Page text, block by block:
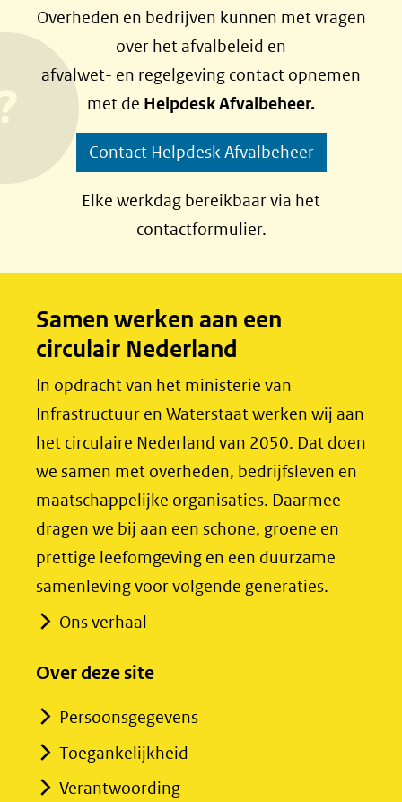
l
e
n
o
p
F
b
o
k
(opent
nieuw
naar
een
andere
website)
l
e
n
o
p
L
e
I
n
(opent
nieuw
naar
een
andere
website)
Overheden en bedrijven kunnen met vragen
over het afvalbeleid en
afvalwet- en regelgeving contact opnemen
met de Helpdesk Afvalbeheer.
Contact Helpdesk Afvalbeheer
Elke werkdag bereikbaar via het
contactformulier.
Samen werken aan een
circulair Nederland
In opdracht van het ministerie van
Infrastructuur en Waterstaat werken wij aan
het circulaire Nederland van 2050. Dat doen
we samen met overheden, bedrijfsleven en
maatschappelijke organisaties. Daarmee
dragen we bij aan een schone, groene en
prettige leefomgeving en een duurzame
samenleving voor volgende generaties.
Ons verhaal
Over deze site
Persoonsgegevens
Toegankelijkheid
Verantwoording